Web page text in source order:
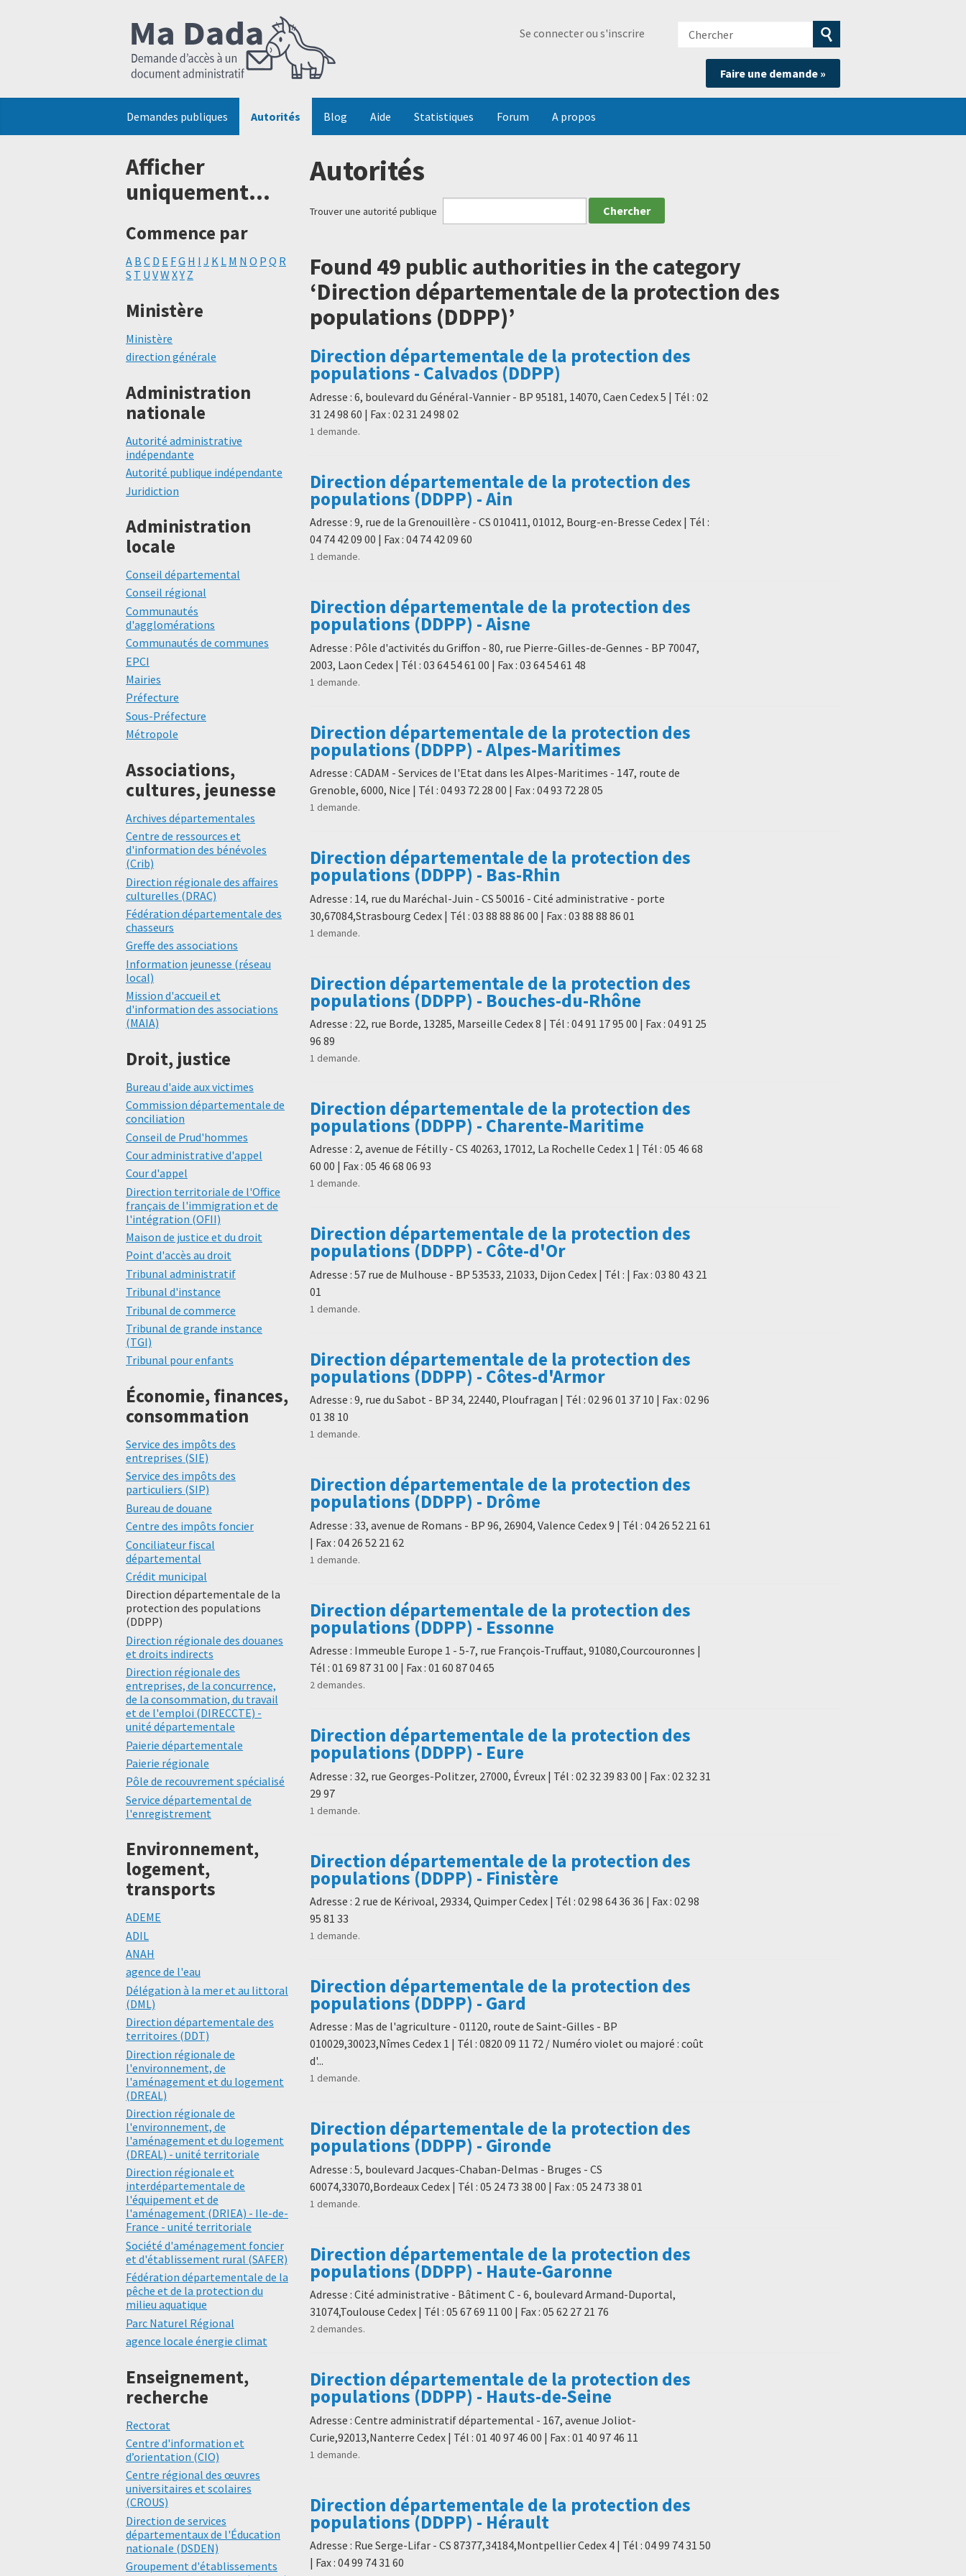
Se connecter ou s'inscrire
Chercher
Soumettre
la
recherche
Faire une demande »
Demandes publiques Autorités Blog Aide Statistiques Forum A propos
Autorités
Trouver une autorité publique
Found 49 public authorities in the category
‘Direction départementale de la protection des
populations (DDPP)’
Direction départementale de la protection des
populations - Calvados (DDPP)
Adresse : 6, boulevard du Général-Vannier - BP 95181, 14070, Caen Cedex 5 | Tél : 02
31 24 98 60 | Fax : 02 31 24 98 02
1 demande.
Direction départementale de la protection des
populations (DDPP) - Ain
Adresse : 9, rue de la Grenouillère - CS 010411, 01012, Bourg-en-Bresse Cedex | Tél :
04 74 42 09 00 | Fax : 04 74 42 09 60
1 demande.
Direction départementale de la protection des
populations (DDPP) - Aisne
Adresse : Pôle d'activités du Griffon - 80, rue Pierre-Gilles-de-Gennes - BP 70047,
2003, Laon Cedex | Tél : 03 64 54 61 00 | Fax : 03 64 54 61 48
1 demande.
Direction départementale de la protection des
populations (DDPP) - Alpes-Maritimes
Adresse : CADAM - Services de l'Etat dans les Alpes-Maritimes - 147, route de
Grenoble, 6000, Nice | Tél : 04 93 72 28 00 | Fax : 04 93 72 28 05
1 demande.
Direction départementale de la protection des
populations (DDPP) - Bas-Rhin
Adresse : 14, rue du Maréchal-Juin - CS 50016 - Cité administrative - porte
30,67084,Strasbourg Cedex | Tél : 03 88 88 86 00 | Fax : 03 88 88 86 01
1 demande.
Direction départementale de la protection des
populations (DDPP) - Bouches-du-Rhône
Adresse : 22, rue Borde, 13285, Marseille Cedex 8 | Tél : 04 91 17 95 00 | Fax : 04 91 25
96 89
1 demande.
Direction départementale de la protection des
populations (DDPP) - Charente-Maritime
Adresse : 2, avenue de Fétilly - CS 40263, 17012, La Rochelle Cedex 1 | Tél : 05 46 68
60 00 | Fax : 05 46 68 06 93
1 demande.
Direction départementale de la protection des
populations (DDPP) - Côte-d'Or
Adresse : 57 rue de Mulhouse - BP 53533, 21033, Dijon Cedex | Tél : | Fax : 03 80 43 21
01
1 demande.
Direction départementale de la protection des
populations (DDPP) - Côtes-d'Armor
Adresse : 9, rue du Sabot - BP 34, 22440, Ploufragan | Tél : 02 96 01 37 10 | Fax : 02 96
01 38 10
1 demande.
Direction départementale de la protection des
populations (DDPP) - Drôme
Adresse : 33, avenue de Romans - BP 96, 26904, Valence Cedex 9 | Tél : 04 26 52 21 61
| Fax : 04 26 52 21 62
1 demande.
Direction départementale de la protection des
populations (DDPP) - Essonne
Adresse : Immeuble Europe 1 - 5-7, rue François-Truffaut, 91080,Courcouronnes |
Tél : 01 69 87 31 00 | Fax : 01 60 87 04 65
2 demandes.
Direction départementale de la protection des
populations (DDPP) - Eure
Adresse : 32, rue Georges-Politzer, 27000, Évreux | Tél : 02 32 39 83 00 | Fax : 02 32 31
29 97
1 demande.
Direction départementale de la protection des
populations (DDPP) - Finistère
Adresse : 2 rue de Kérivoal, 29334, Quimper Cedex | Tél : 02 98 64 36 36 | Fax : 02 98
95 81 33
1 demande.
Direction départementale de la protection des
populations (DDPP) - Gard
Adresse : Mas de l'agriculture - 01120, route de Saint-Gilles - BP
010029,30023,Nîmes Cedex 1 | Tél : 0820 09 11 72 / Numéro violet ou majoré : coût
d'...
1 demande.
Direction départementale de la protection des
populations (DDPP) - Gironde
Adresse : 5, boulevard Jacques-Chaban-Delmas - Bruges - CS
60074,33070,Bordeaux Cedex | Tél : 05 24 73 38 00 | Fax : 05 24 73 38 01
1 demande.
Direction départementale de la protection des
populations (DDPP) - Haute-Garonne
Adresse : Cité administrative - Bâtiment C - 6, boulevard Armand-Duportal,
31074,Toulouse Cedex | Tél : 05 67 69 11 00 | Fax : 05 62 27 21 76
2 demandes.
Direction départementale de la protection des
populations (DDPP) - Hauts-de-Seine
Adresse : Centre administratif départemental - 167, avenue Joliot-
Curie,92013,Nanterre Cedex | Tél : 01 40 97 46 00 | Fax : 01 40 97 46 11
1 demande.
Direction départementale de la protection des
populations (DDPP) - Hérault
Adresse : Rue Serge-Lifar - CS 87377,34184,Montpellier Cedex 4 | Tél : 04 99 74 31 50
| Fax : 04 99 74 31 60
Afficher
uniquement...
Commence par
A B C D E FG H I J K L M N O P Q R
S T U VW XY Z
Ministère
Ministère
direction générale
Administration
nationale
Autorité administrative
indépendante
Autorité publique indépendante
Juridiction
Administration
locale
Conseil départemental
Conseil régional
Communautés
d'agglomérations
Communautés de communes
EPCI
Mairies
Préfecture
Sous-Préfecture
Métropole
Associations,
cultures, jeunesse
Archives départementales
Centre de ressources et
d'information des bénévoles
(Crib)
Direction régionale des affaires
culturelles (DRAC)
Fédération départementale des
chasseurs
Greffe des associations
Information jeunesse (réseau
local)
Mission d'accueil et
d'information des associations
(MAIA)
Droit, justice
Bureau d'aide aux victimes
Commission départementale de
conciliation
Conseil de Prud'hommes
Cour administrative d'appel
Cour d'appel
Direction territoriale de l'Office
français de l'immigration et de
l'intégration (OFII)
Maison de justice et du droit
Point d'accès au droit
Tribunal administratif
Tribunal d'instance
Tribunal de commerce
Tribunal de grande instance
(TGI)
Tribunal pour enfants
Économie, finances,
consommation
Service des impôts des
entreprises (SIE)
Service des impôts des
particuliers (SIP)
Bureau de douane
Centre des impôts foncier
Conciliateur fiscal
départemental
Crédit municipal
Direction départementale de la
protection des populations
(DDPP)
Direction régionale des douanes
et droits indirects
Direction régionale des
entreprises, de la concurrence,
de la consommation, du travail
et de l'emploi (DIRECCTE) -
unité départementale
Paierie départementale
Paierie régionale
Pôle de recouvrement spécialisé
Service départemental de
l'enregistrement
Environnement,
logement,
transports
ADEME
ADIL
ANAH
agence de l'eau
Délégation à la mer et au littoral
(DML)
Direction départementale des
territoires (DDT)
Direction régionale de
l'environnement, de
l'aménagement et du logement
(DREAL)
Direction régionale de
l'environnement, de
l'aménagement et du logement
(DREAL) - unité territoriale
Direction régionale et
interdépartementale de
l'équipement et de
l'aménagement (DRIEA) - Ile-de-
France - unité territoriale
Société d'aménagement foncier
et d'établissement rural (SAFER)
Fédération départementale de la
pêche et de la protection du
milieu aquatique
Parc Naturel Régional
agence locale énergie climat
Enseignement,
recherche
Rectorat
Centre d'information et
d’orientation (CIO)
Centre régional des œuvres
universitaires et scolaires
(CROUS)
Direction de services
départementaux de l'Éducation
nationale (DSDEN)
Groupement d'établissements